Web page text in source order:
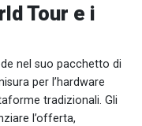
Tour e i
nel suo pacchetto di
per l’hardware
tradizionali. Gli
l’offerta,